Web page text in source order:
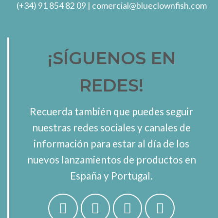
(+34) 91 854 82 09 | comercial@blueclownfish.com
¡SÍGUENOS EN
REDES!
Recuerda también que puedes seguir
nuestras redes sociales y canales de
información para estar al día de los
nuevos lanzamientos de productos en
España y Portugal.